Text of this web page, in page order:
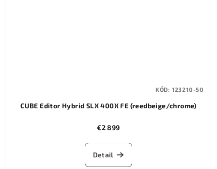
CUBE Editor Hybrid SLX 400X FE (reedbeige/chrome)
€2 899
Detail
KÓD: 123210-50